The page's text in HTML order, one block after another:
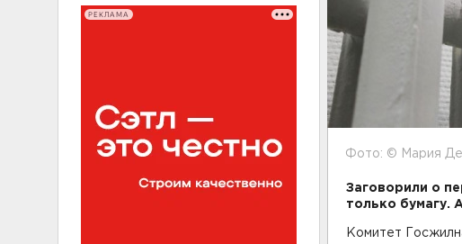
РЕКЛАМА
Фото: © Мария
Заговорили о
только бумагу.
Комитет